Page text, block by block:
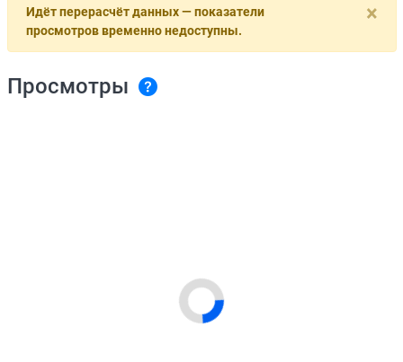
×
Идёт перерасчёт данных — показатели
просмотров временно недоступны.
Просмотры